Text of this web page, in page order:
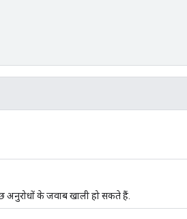
के जवाब खाली हो सकते हैं.